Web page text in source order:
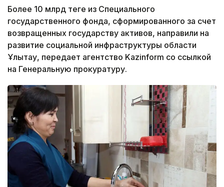
Более 10 млрд теңге из Специального
государственного фонда, сформированного за счет
возвращенных государству активов, направили на
развитие социальной инфраструктуры области
Ұлытау, передает агентство Kazinform со ссылкой
на Генеральную прокуратуру.